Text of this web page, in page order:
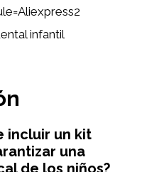
infantil
incluir un kit
una
de los niños?